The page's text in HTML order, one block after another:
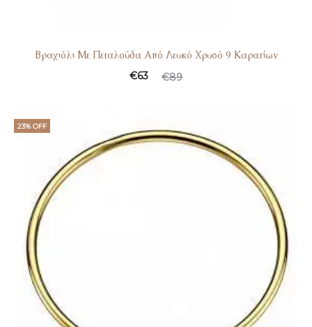
Βραχιόλι Με Πεταλούδα Από Λευκό Χρυσό 9 Καρατίων
€89
€63
23% OFF